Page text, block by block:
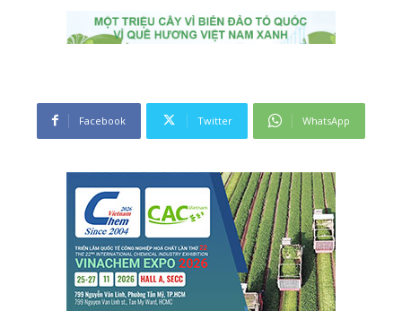
Facebook Twitter WhatsApp